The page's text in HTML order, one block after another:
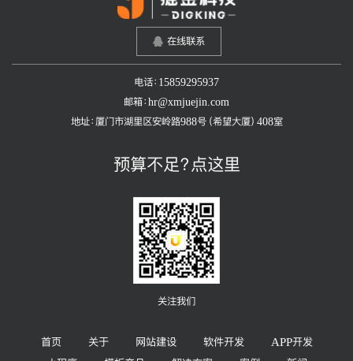
在线联系
电话：15859295937
邮箱：hr@xmjuejin.com
地址：厦门市湖里区安岭路988号（希望大厦）408室
预算不足？点这里
关注我们
首页 关于 网站建设 软件开发
APP开发